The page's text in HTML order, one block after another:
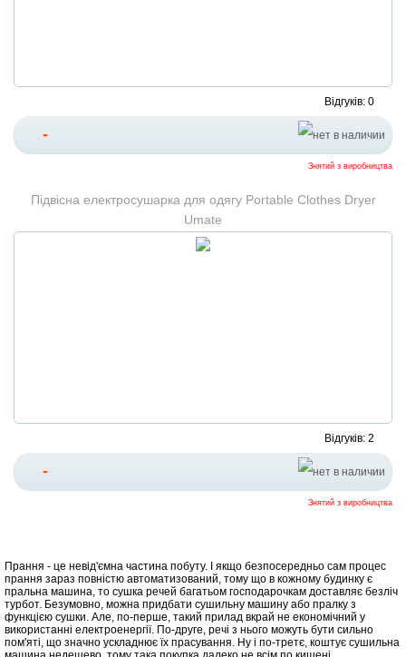
Відгуків: 0
-
Знятий з виробництва
Підвісна електросушарка для одягу Portable Clothes Dryer
Umate
Відгуків: 2
-
Знятий з виробництва
Прання - це невід'ємна частина побуту. І якщо безпосередньо сам процес
прання зараз повністю автоматизований, тому що в кожному будинку є
пральна машина, то сушка речей багатьом господарочкам доставляє безліч
турбот. Безумовно, можна придбати сушильну машину або пралку з
функцією сушки. Але, по-перше, такий прилад вкрай не економічний у
використанні електроенергії. По-друге, речі з нього можуть бути сильно
пом'яті, що значно ускладнює їх прасування. Ну і по-третє, коштує сушильна